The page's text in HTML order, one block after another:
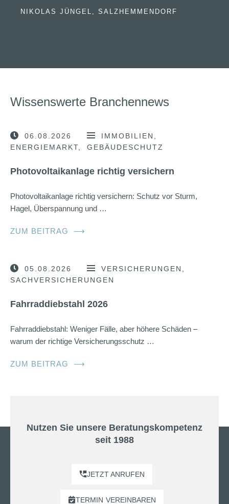
NIKOLAS JÜNGEL, SALZHEMMENDORF
Wissenswerte Branchennews
06.08.2026
IMMOBILIEN
ENERGIEMARKT
GEBÄUDESCHUTZ
Photovoltaikanlage richtig versichern
Photovoltaikanlage richtig versichern: Schutz vor Sturm,
Hagel, Überspannung und …
ZUM BEITRAG ⟶
05.08.2026
VERSICHERUNGEN
SACHVERSICHERUNGEN
Fahrraddiebstahl 2026
Fahrraddiebstahl: Weniger Fälle, aber höhere Schäden –
warum der richtige Versicherungsschutz …
ZUM BEITRAG ⟶
Nutzen Sie unsere Beratungskompetenz
seit 1988
JETZT ANRUFEN
TERMIN VEREINBAREN